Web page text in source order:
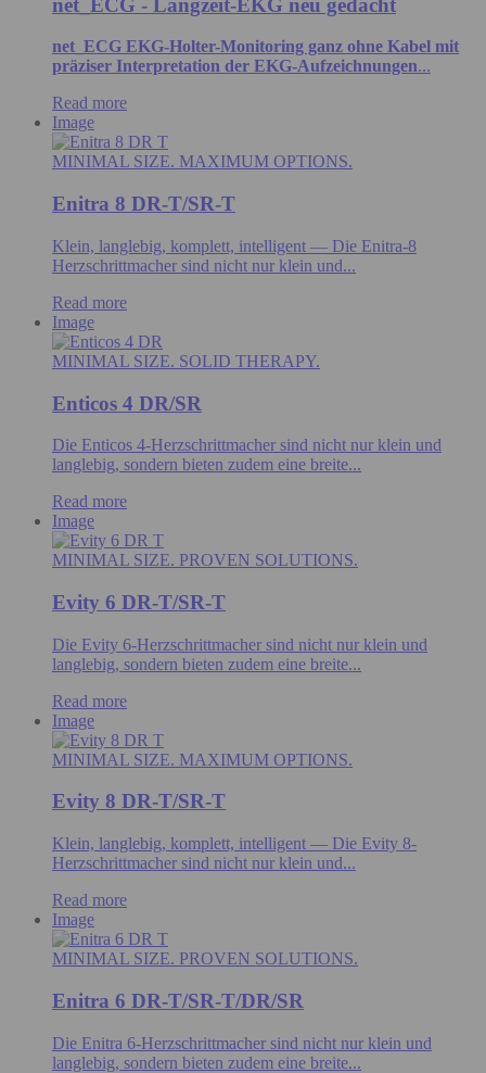
net_ECG - Langzeit-EKG neu gedacht
net_ECG EKG-Holter-Monitoring ganz ohne Kabel mit
präziser Interpretation der EKG-Aufzeichnungen...
Read more
Image
MINIMAL SIZE. MAXIMUM OPTIONS.
Enitra 8 DR-T/SR-T
Klein, langlebig, komplett, intelligent — Die Enitra-8
Herzschrittmacher sind nicht nur klein und...
Read more
Image
MINIMAL SIZE. SOLID THERAPY.
Enticos 4 DR/SR
Die Enticos 4-Herzschrittmacher sind nicht nur klein und
langlebig, sondern bieten zudem eine breite...
Read more
Image
MINIMAL SIZE. PROVEN SOLUTIONS.
Evity 6 DR-T/SR-T
Die Evity 6-Herzschrittmacher sind nicht nur klein und
langlebig, sondern bieten zudem eine breite...
Read more
Image
MINIMAL SIZE. MAXIMUM OPTIONS.
Evity 8 DR-T/SR-T
Klein, langlebig, komplett, intelligent — Die Evity 8-
Herzschrittmacher sind nicht nur klein und...
Read more
Image
MINIMAL SIZE. PROVEN SOLUTIONS.
Enitra 6 DR-T/SR-T/DR/SR
Die Enitra 6-Herzschrittmacher sind nicht nur klein und
langlebig, sondern bieten zudem eine breite...